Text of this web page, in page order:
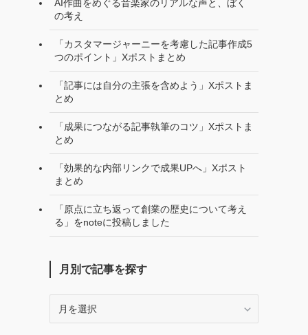
AI作曲をめぐる音楽家のリアルな声と、ぼく
の考え
「カスタマージャーニーを考慮した記事作成5
つのポイント」Xポストまとめ
「記事には自分の主張を含めよう」Xポストま
とめ
「成果につながる記事執筆のコツ」Xポストま
とめ
「効果的な内部リンクで成果UPへ」Xポスト
まとめ
「原点に立ち返って創業の歴史について考え
る」をnoteに投稿しました
月別で記事を探す